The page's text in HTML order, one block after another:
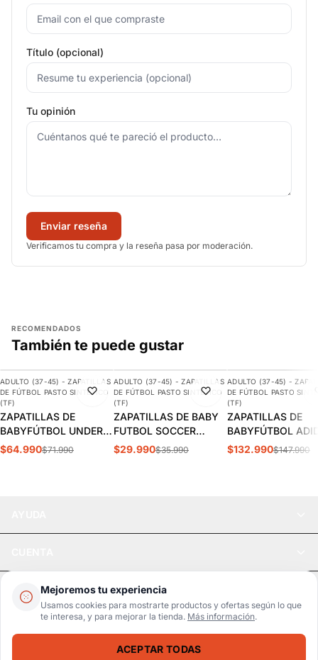
Mejoremos tu experiencia
Usamos cookies para mostrarte productos y ofertas según lo que
te interesa, y para mejorar la tienda. Más información.
ACEPTAR TODAS
Título (opcional)
Tu opinión
Enviar reseña
Verificamos tu compra y la reseña pasa por moderación.
RECOMENDADOS
También te puede gustar
-10%
AGREGAR
ADULTO (37-45) - ZAPATILLAS
DE FÚTBOL PASTO SINTÉTICO
(TF)
ZAPATILLAS DE
BABYFÚTBOL UNDER
ARMOUR SHADOW
$64.990$71.990
-17%
AGREGAR
ADULTO (37-45) - ZAPATILLAS
DE FÚTBOL PASTO SINTÉTICO
(TF)
ZAPATILLAS DE BABY
FUTBOL SOCCER
DARKBLUE ADULTO
$29.990$35.990
-10%
ADULTO (37-45) -
DE FÚTBOL PASTO
(TF)
ZAPATILLAS DE
BABYFÚTBOL
COPA MUNDIAL
$132.990$147.990
LEGAL
Pago seguro SSL / Datos protegidos
Realsport © 2026